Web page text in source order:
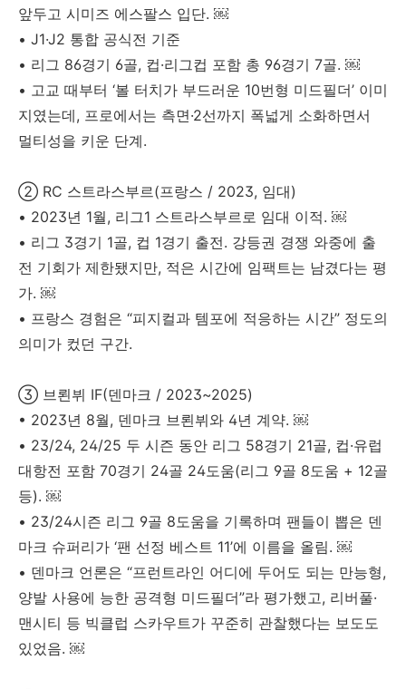
앞두고 시미즈 에스팔스 입단. ￼
• J1·J2 통합 공식전 기준
• 리그 86경기 6골, 컵·리그컵 포함 총 96경기 7골. ￼
• 고교 때부터 ‘볼 터치가 부드러운 10번형 미드필더’ 이미
지였는데, 프로에서는 측면·2선까지 폭넓게 소화하면서
멀티성을 키운 단계.
② RC 스트라스부르(프랑스 / 2023, 임대)
• 2023년 1월, 리그1 스트라스부르로 임대 이적. ￼
• 리그 3경기 1골, 컵 1경기 출전. 강등권 경쟁 와중에 출
전 기회가 제한됐지만, 적은 시간에 임팩트는 남겼다는 평
가. ￼
• 프랑스 경험은 “피지컬과 템포에 적응하는 시간” 정도의
의미가 컸던 구간.
③ 브뢴뷔 IF(덴마크 / 2023~2025)
• 2023년 8월, 덴마크 브뢴뷔와 4년 계약. ￼
• 23/24, 24/25 두 시즌 동안 리그 58경기 21골, 컵·유럽
대항전 포함 70경기 24골 24도움(리그 9골 8도움 + 12골
등). ￼
• 23/24시즌 리그 9골 8도움을 기록하며 팬들이 뽑은 덴
마크 슈퍼리가 ‘팬 선정 베스트 11’에 이름을 올림. ￼
• 덴마크 언론은 “프런트라인 어디에 두어도 되는 만능형,
양발 사용에 능한 공격형 미드필더”라 평가했고, 리버풀·
맨시티 등 빅클럽 스카우트가 꾸준히 관찰했다는 보도도
있었음. ￼